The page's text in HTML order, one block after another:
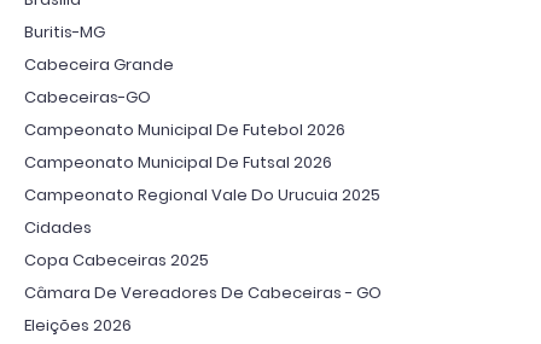
Buritis-MG
Cabeceira Grande
Cabeceiras-GO
Campeonato Municipal De Futebol 2026
Campeonato Municipal De Futsal 2026
Campeonato Regional Vale Do Urucuia 2025
Cidades
Copa Cabeceiras 2025
Câmara De Vereadores De Cabeceiras - GO
Eleições 2026